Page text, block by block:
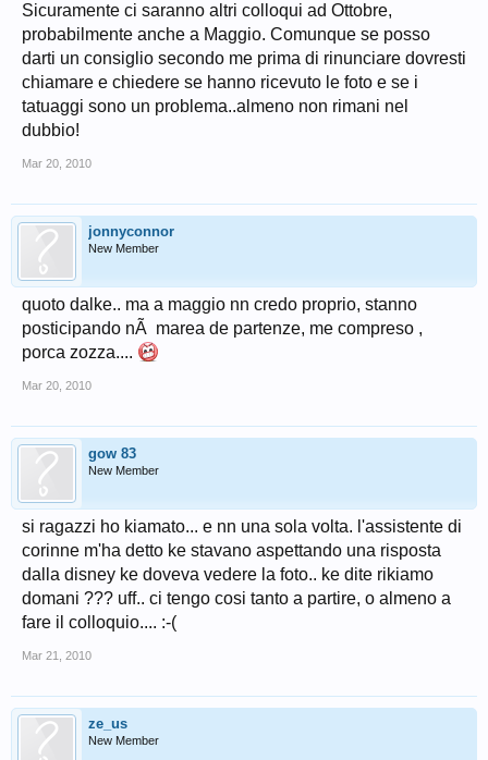
Sicuramente ci saranno altri colloqui ad Ottobre,
probabilmente anche a Maggio. Comunque se posso
darti un consiglio secondo me prima di rinunciare dovresti
chiamare e chiedere se hanno ricevuto le foto e se i
tatuaggi sono un problema..almeno non rimani nel
dubbio!
Mar 20, 2010
jonnyconnor
New Member
quoto dalke.. ma a maggio nn credo proprio, stanno
posticipando nÃ marea de partenze, me compreso ,
porca zozza....
Mar 20, 2010
gow 83
New Member
si ragazzi ho kiamato... e nn una sola volta. l'assistente di
corinne m'ha detto ke stavano aspettando una risposta
dalla disney ke doveva vedere la foto.. ke dite rikiamo
domani ??? uff.. ci tengo cosi tanto a partire, o almeno a
fare il colloquio.... :-(
Mar 21, 2010
ze_us
New Member